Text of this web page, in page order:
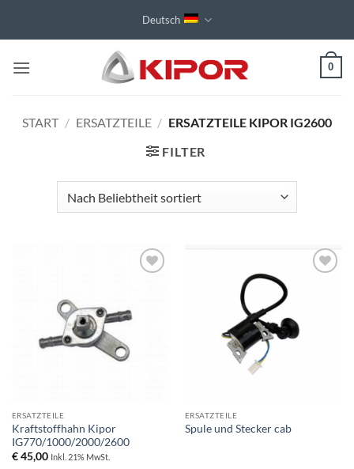
Deutsch
0
START / ERSATZTEILE / ERSATZTEILE KIPOR IG2600
FILTER
ERSATZTEILE
Kraftstoffhahn Kipor
IG770/1000/2000/2600
€45,00 Inkl. 21% MwSt.
ERSATZTEILE
Spule und Stecker cab